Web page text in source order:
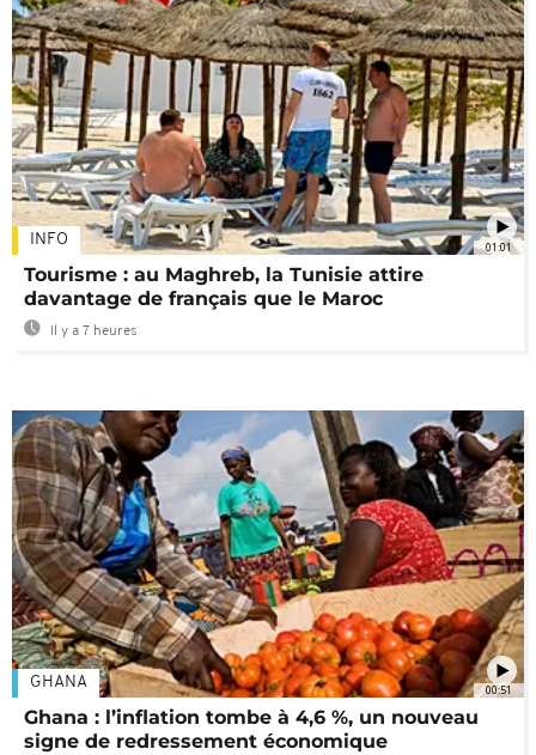
01:01
INFO
Tourisme : au Maghreb, la Tunisie attire
davantage de français que le Maroc
Il y a 7 heures
00:51
GHANA
Ghana : l’inflation tombe à 4,6 %, un nouveau
signe de redressement économique